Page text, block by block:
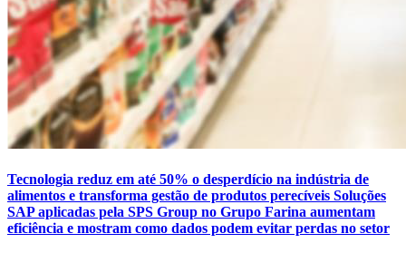
Tecnologia reduz em até 50% o desperdício na indústria de
alimentos e transforma gestão de produtos perecíveis Soluções
SAP aplicadas pela SPS Group no Grupo Farina aumentam
eficiência e mostram como dados podem evitar perdas no setor